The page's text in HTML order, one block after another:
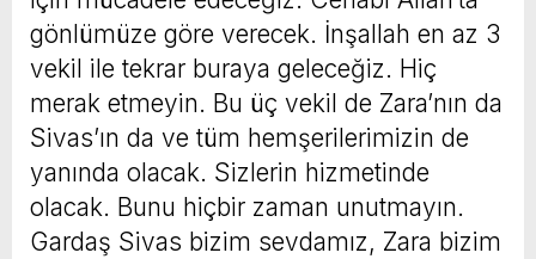
gönlümüze göre verecek. İnşallah en az 3
vekil ile tekrar buraya geleceğiz. Hiç
merak etmeyin. Bu üç vekil de Zara’nın da
Sivas’ın da ve tüm hemşerilerimizin de
yanında olacak. Sizlerin hizmetinde
olacak. Bunu hiçbir zaman unutmayın.
Gardaş Sivas bizim sevdamız, Zara bizim